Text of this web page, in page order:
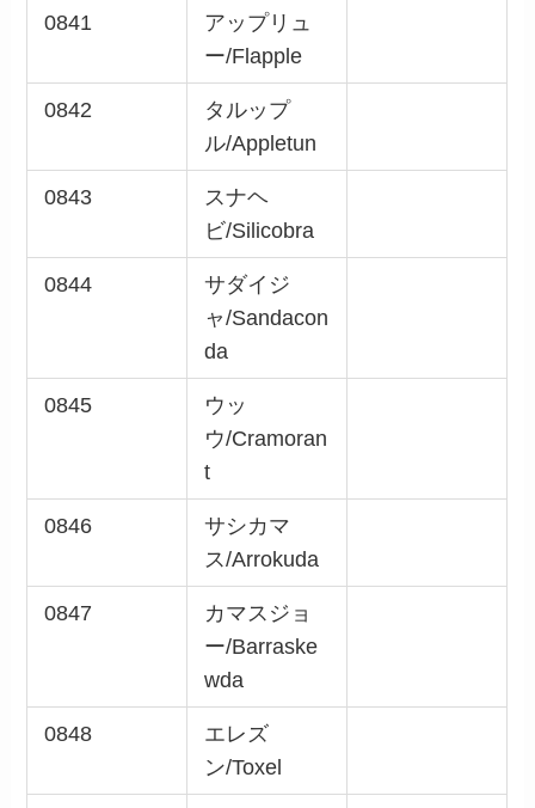
0841
アップリュ
ー/Flapple
0842
タルップ
ル/Appletun
0843
スナヘ
ビ/Silicobra
0844
サダイジ
ャ/Sandacon
da
0845
ウッ
ウ/Cramoran
t
0846
サシカマ
ス/Arrokuda
0847
カマスジョ
ー/Barraske
wda
0848
エレズ
ン/Toxel